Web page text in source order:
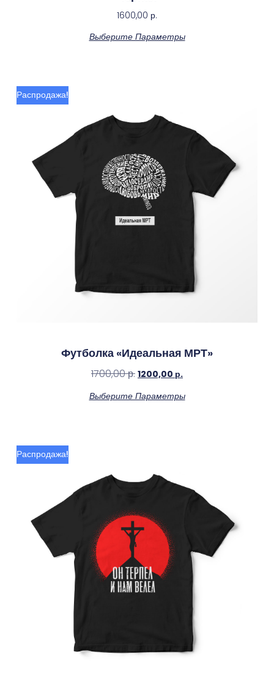
1600,00 р.
Выберите Параметры
Распродажа!
Футболка «Идеальная МРТ»
1700,00р. 1200,00 р.
Выберите Параметры
Распродажа!